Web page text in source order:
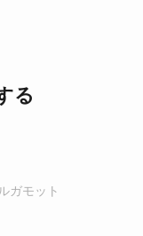
る
ガモット